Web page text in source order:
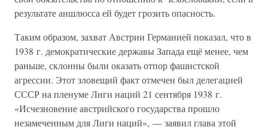
результате аншлюсса ей будет грозить опасность.
Таким образом, захват Австрии Германией показал, что в
1938 г. демократические державы Запада ещё менее, чем
раньше, склонны были оказать отпор фашистской
агрессии. Этот зловещий факт отмечен был делегацией
СССР на пленуме Лиги наций 21 сентября 1938 г.
«Исчезновение австрийского государства прошло
незамеченным для Лиги наций», — заявил глава этой